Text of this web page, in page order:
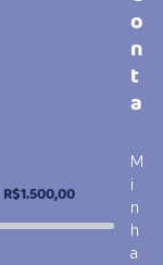
R$1.500,00
o
n
t
a
M
i
n
h
a